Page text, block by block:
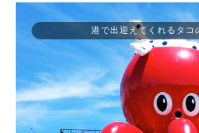
港で出迎えてくれるタコ